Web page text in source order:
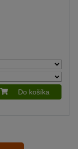
Do košíka